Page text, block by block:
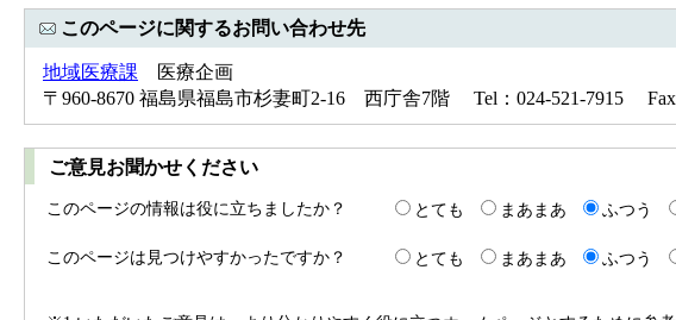
このページに関するお問い合わせ先
地域医療課 医療企画
〒960-8670 福島県福島市杉妻町2-16 西庁舎7階 Tel：024-521-7915
ご意見お聞かせください
このページの情報は役に立ちましたか？ とても まあまあ ふつう
このページは見つけやすかったですか？
とても まあまあ ふつう